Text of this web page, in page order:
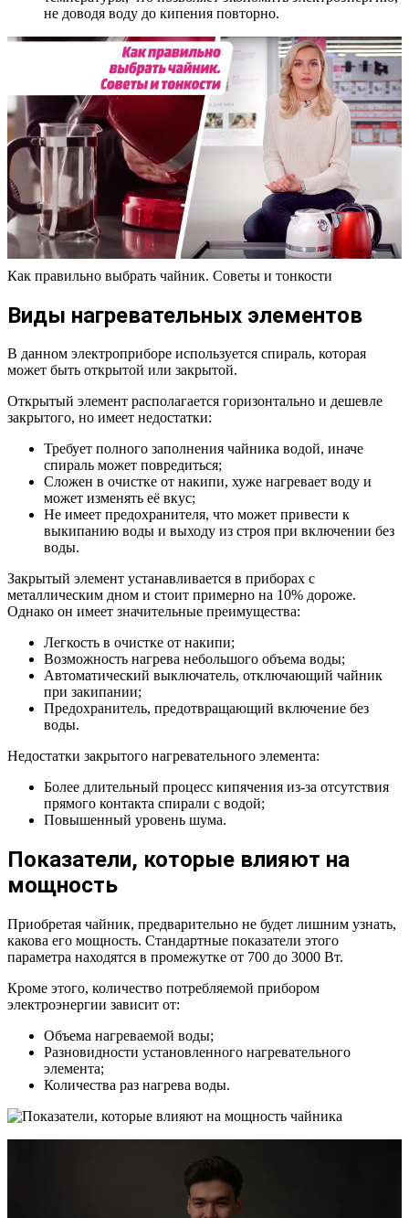
не доводя воду до кипения повторно.
Как правильно выбрать чайник. Советы и тонкости
Виды нагревательных элементов
В данном электроприборе используется спираль, которая
может быть открытой или закрытой.
Открытый элемент располагается горизонтально и дешевле
закрытого, но имеет недостатки:
Требует полного заполнения чайника водой, иначе
спираль может повредиться;
Сложен в очистке от накипи, хуже нагревает воду и
может изменять её вкус;
Не имеет предохранителя, что может привести к
выкипанию воды и выходу из строя при включении без
воды.
Закрытый элемент устанавливается в приборах с
металлическим дном и стоит примерно на 10% дороже.
Однако он имеет значительные преимущества:
Легкость в очистке от накипи;
Возможность нагрева небольшого объема воды;
Автоматический выключатель, отключающий чайник
при закипании;
Предохранитель, предотвращающий включение без
воды.
Недостатки закрытого нагревательного элемента:
Более длительный процесс кипячения из-за отсутствия
прямого контакта спирали с водой;
Повышенный уровень шума.
Показатели, которые влияют на
мощность
Приобретая чайник, предварительно не будет лишним узнать,
какова его мощность. Стандартные показатели этого
параметра находятся в промежутке от 700 до 3000 Вт.
Кроме этого, количество потребляемой прибором
электроэнергии зависит от:
Объема нагреваемой воды;
Разновидности установленного нагревательного
элемента;
Количества раз нагрева воды.